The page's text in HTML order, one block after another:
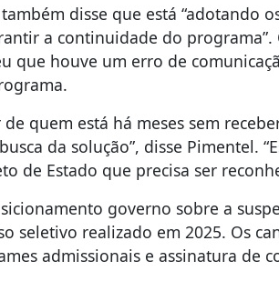
disse que está “adotando
a continuidade do
que houve um erro de
quem está há meses sem
da solução”, disse Pimentel.
de Estado que precisa ser
governo sobre a
seletivo realizado em 2025. Os
admissionais e assinatura de